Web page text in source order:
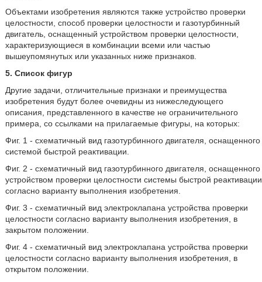
Объектами изобретения являются также устройство проверки
целостности, способ проверки целостности и газотурбинный
двигатель, оснащенный устройством проверки целостности,
характеризующиеся в комбинации всеми или частью
вышеупомянутых или указанных ниже признаков.
5. Список фигур
Другие задачи, отличительные признаки и преимущества
изобретения будут более очевидны из нижеследующего
описания, представленного в качестве не ограничительного
примера, со ссылками на прилагаемые фигуры, на которых:
Фиг. 1 - схематичный вид газотурбинного двигателя, оснащенного
системой быстрой реактивации.
Фиг. 2 - схематичный вид газотурбинного двигателя, оснащенного
устройством проверки целостности системы быстрой реактивации
согласно варианту выполнения изобретения.
Фиг. 3 - схематичный вид электроклапана устройства проверки
целостности согласно варианту выполнения изобретения, в
закрытом положении.
Фиг. 4 - схематичный вид электроклапана устройства проверки
целостности согласно варианту выполнения изобретения, в
открытом положении.